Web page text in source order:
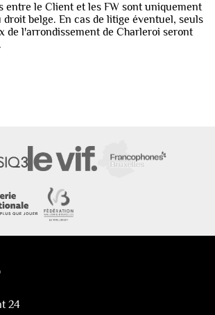
entre le Client et les FW sont uniquement
droit belge. En cas de litige éventuel, seuls
de l'arrondissement de Charleroi seront
24